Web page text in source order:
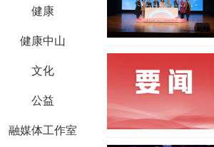
健康
健康中山
文化
公益
融媒体工作室